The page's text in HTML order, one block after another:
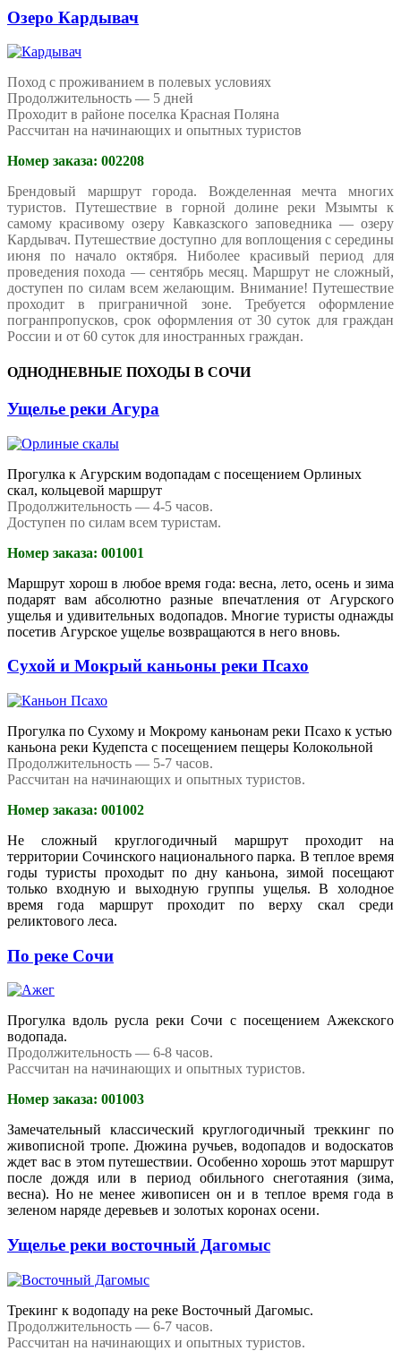
Озеро Кардывач
Поход с проживанием в полевых условиях
Продолжительность — 5 дней
Проходит в районе поселка Красная Поляна
Рассчитан на начинающих и опытных туристов
Номер заказа: 002208
Брендовый маршрут города. Вожделенная мечта многих
туристов. Путешествие в горной долине реки Мзымты к
самому красивому озеру Кавказского заповедника — озеру
Кардывач. Путешествие доступно для воплощения с середины
июня по начало октября. Ниболее красивый период для
проведения похода — сентябрь месяц. Маршрут не сложный,
доступен по силам всем желающим. Внимание! Путешествие
проходит в приграничной зоне. Требуется оформление
погранпропусков, срок оформления от 30 суток для граждан
России и от 60 суток для иностранных граждан.
ОДНОДНЕВНЫЕ ПОХОДЫ В СОЧИ
Ущелье реки Агура
Прогулка к Агурским водопадам с посещением Орлиных
скал, кольцевой маршрут
Продолжительность — 4-5 часов.
Доступен по силам всем туристам.
Номер заказа: 001001
Маршрут хорош в любое время года: весна, лето, осень и зима
подарят вам абсолютно разные впечатления от Агурского
ущелья и удивительных водопадов. Многие туристы однажды
посетив Агурское ущелье возвращаются в него вновь.
Сухой и Мокрый каньоны реки Псахо
Прогулка по Сухому и Мокрому каньонам реки Псахо к устью
каньона реки Кудепста с посещением пещеры Колокольной
Продолжительность — 5-7 часов.
Рассчитан на начинающих и опытных туристов.
Номер заказа: 001002
Не сложный круглогодичный маршрут проходит на
территории Сочинского национального парка. В теплое время
годы туристы проходыт по дну каньона, зимой посещают
только входную и выходную группы ущелья. В холодное
время года маршрут проходит по верху скал среди
реликтового леса.
По реке Сочи
Прогулка вдоль русла реки Сочи с посещением Ажекского
водопада.
Продолжительность — 6-8 часов.
Рассчитан на начинающих и опытных туристов.
Номер заказа: 001003
Замечательный классический круглогодичный треккинг по
живописной тропе. Дюжина ручьев, водопадов и водоскатов
ждет вас в этом путешествии. Особенно хорошь этот маршрут
после дождя или в период обильного снеготаяния (зима,
весна). Но не менее живописен он и в теплое время года в
зеленом наряде деревьев и золотых коронах осени.
Ущелье реки восточный Дагомыс
Трекинг к водопаду на реке Восточный Дагомыс.
Продолжительность — 6-7 часов.
Рассчитан на начинающих и опытных туристов.